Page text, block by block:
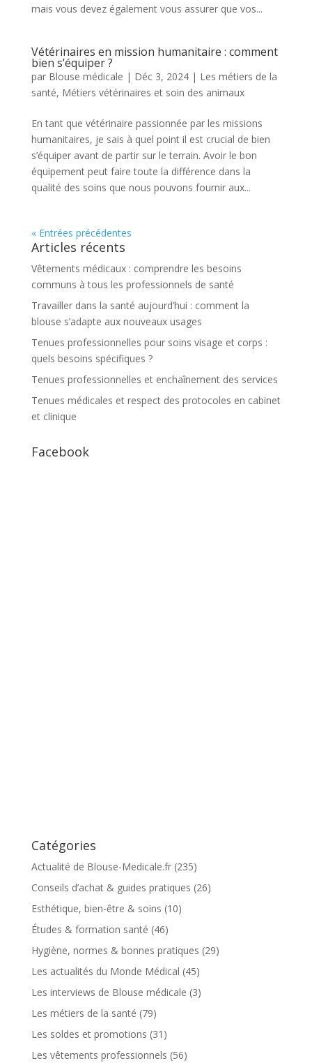
mais vous devez également vous assurer que vos...
Vétérinaires en mission humanitaire : comment
bien s’équiper ?
par Blouse médicale | Déc 3, 2024| Les métiers de la
santé, Métiers vétérinaires et soin des animaux
En tant que vétérinaire passionnée par les missions
humanitaires, je sais à quel point il est crucial de bien
s’équiper avant de partir sur le terrain. Avoir le bon
équipement peut faire toute la différence dans la
qualité des soins que nous pouvons fournir aux...
« Entrées précédentes
Articles récents
Vêtements médicaux : comprendre les besoins
communs à tous les professionnels de santé
Travailler dans la santé aujourd’hui : comment la
blouse s’adapte aux nouveaux usages
Tenues professionnelles pour soins visage et corps :
quels besoins spécifiques ?
Tenues professionnelles et enchaînement des services
Tenues médicales et respect des protocoles en cabinet
et clinique
Facebook
Catégories
Actualité de Blouse-Medicale.fr(235)
Conseils d’achat & guides pratiques (26)
Esthétique, bien-être & soins (10)
Études & formation santé (46)
Hygiène, normes & bonnes pratiques (29)
Les actualités du Monde Médical (45)
Les interviews de Blouse médicale (3)
Les métiers de la santé (79)
Les soldes et promotions (31)
Les vêtements professionnels (56)